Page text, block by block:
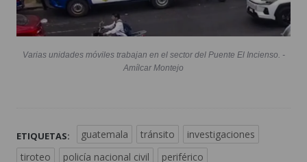
Varias unidades móviles trabajan en el sector del Puente El Incienso. -
Amílcar Montejo
ETIQUETAS: guatemala tránsito
investigaciones
tiroteo
policía nacional civil periférico